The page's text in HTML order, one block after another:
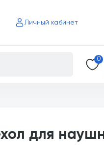
Личный кабинет
0
для